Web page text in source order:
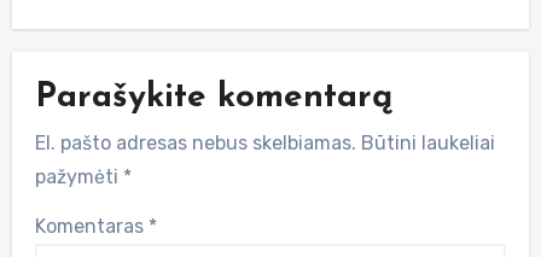
Parašykite komentarą
El. pašto adresas nebus skelbiamas. Būtini laukeliai
pažymėti *
Komentaras *